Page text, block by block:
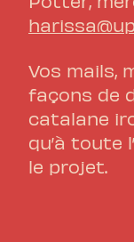
Vos mails,
façons de
catalane
qu’à toute
le projet.